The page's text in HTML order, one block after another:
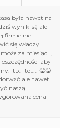
była nawet na
wyniki są ale
firmie nie
się władzy.
za miesiąc...,
aby
itp., itd..... 🤮🤮
ale nawet
naszą
cena